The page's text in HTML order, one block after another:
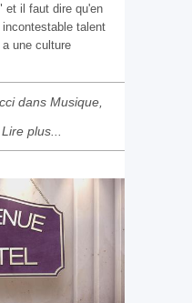
et il faut dire qu'en
talent
une culture
dans Musique
Lire plus...